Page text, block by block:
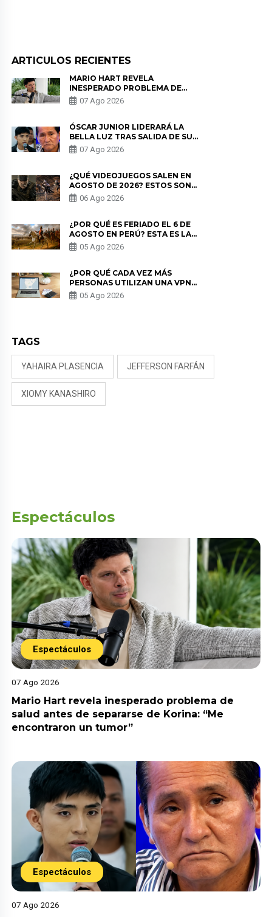
ARTICULOS RECIENTES
MARIO HART REVELA
INESPERADO PROBLEMA DE
SALUD ANTES DE SEPARARSE DE
KORINA: “ME ENCONTRARON UN
07 Ago 2026
ÓSCAR JUNIOR LIDERARÁ LA
BELLA LUZ TRAS SALIDA DE SU
PADRE POR POLÉMICA CON
NALDY SALDAÑA
07 Ago 2026
¿QUÉ VIDEOJUEGOS SALEN EN
AGOSTO DE 2026? ESTOS SON
LOS ESTRENOS MÁS ESPERADOS
06 Ago 2026
¿POR QUÉ ES FERIADO EL 6 DE
AGOSTO EN PERÚ? ESTA ES LA
HISTORIA
05 Ago 2026
¿POR QUÉ CADA VEZ MÁS
PERSONAS UTILIZAN UNA VPN
PARA PROTEGER SU
PRIVACIDAD?
05 Ago 2026
TAGS
YAHAIRA PLASENCIA JEFFERSON FARFÁN
XIOMY KANASHIRO
Espectáculos
Espectáculos
07 Ago 2026
Mario Hart revela inesperado problema de
salud antes de separarse de Korina: “Me
encontraron un tumor”
Espectáculos
07 Ago 2026